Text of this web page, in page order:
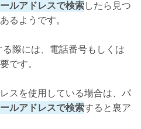
ルアドレスで検索したら見つ
るようです。
際には、電話番号もしくは
です。
スを使用している場合は、パ
ルアドレスで検索すると裏ア